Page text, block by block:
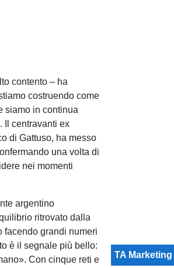
contento – ha
costruendo come
siamo in continua
Il centravanti ex
di Gattuso, ha messo
una volta di
nei momenti
argentino
ritrovato dalla
facendo grandi numeri
è il segnale più bello:
Con cinque reti e
TA Marketing